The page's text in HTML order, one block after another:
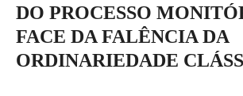
DO PROCESSO
FACE DA FALÊNCIA DA
ORDINARIEDADE